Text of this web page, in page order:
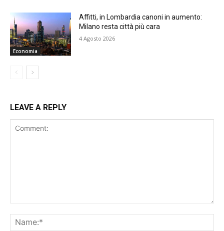
Economia
Affitti, in Lombardia canoni in aumento:
Milano resta città più cara
4 Agosto 2026
LEAVE A REPLY